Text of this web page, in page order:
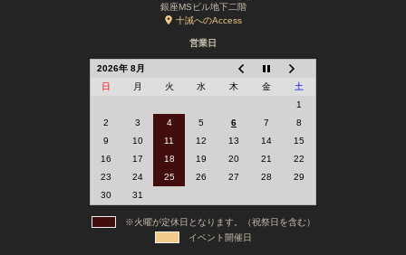
銀座MSビル地下二階
十誡へのAccess
営業日
2026年 8月
日
月 火 水 木 金
土
1
2
3 4 5 6 7
8
9
10 11 12 13 14
15
16
17 18 19 20 21
22
23
24 25 26 27 28
29
30
31
※火曜が定休日となります。（祝祭日を含む）
イベント開催日